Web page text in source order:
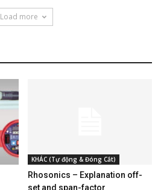
Load more
KHÁC (Tự động & Đóng Cắt)
Rhosonics – Explanation off-
set and span-factor